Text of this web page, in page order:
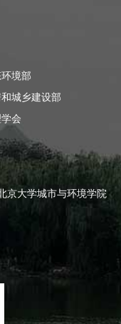
境部
和城乡建设部
会
京大学城市与环境学院